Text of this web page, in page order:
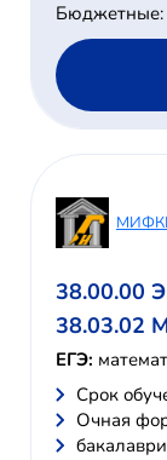
Бюджетные:
38.00.00
38.03.02
ЕГЭ:
Cрок
Очная